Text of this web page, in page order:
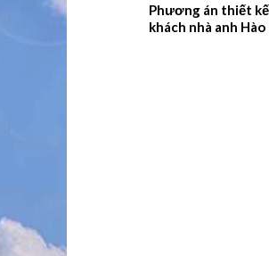
Phương án thiết
khách nhà anh Hào